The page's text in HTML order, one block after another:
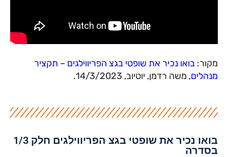
מקור: בואו נכיר את שופטי בגצ הפריווילגים – תקציר
מנהלים, משה רדמן, יוטיוב, 14/3/2023.
בואו נכיר את שופטי בגצ הפריווילגים חלק 1/3
בסדרה